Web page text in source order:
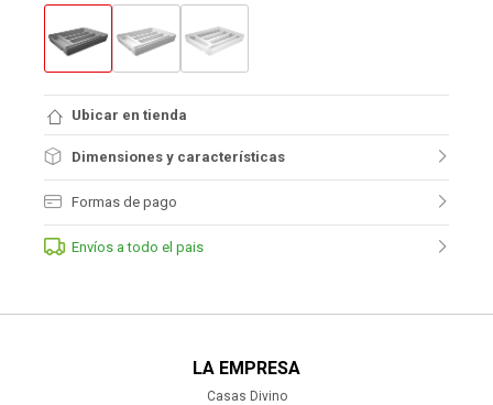
Ubicar en tienda
Dimensiones y características
Formas de pago
Envíos a todo el pais
LA EMPRESA
Casas Divino